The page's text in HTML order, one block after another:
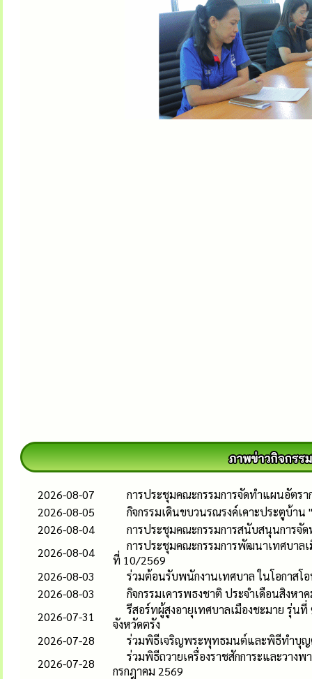
2026-08-07
การประชุมคณะกรรมการจัดทำแผนอัตร
2026-08-05
กิจกรรมเดินขบวนรณรงค์เคาะประตูบ้าน
2026-08-04
การประชุมคณะกรรมการสนับสนุนการจั
2026-08-04
การประชุมคณะกรรมการพัฒนาเทศบาล
ที่ 10/2569
2026-08-03
ร่วมต้อนรับพนักงานเทศบาล ในโอกาสโ
2026-08-03
กิจกรรมเคารพธงชาติ ประจำเดือนสิงหา
2026-07-31
รีสอร์ทผู้สูงอายุเทศบาลเมืองชะมาย รุ่
จังหวัดตรัง
2026-07-28
ร่วมพิธีเจริญพระพุทธมนต์และพิธีทำบุญตั
2026-07-28
ร่วมพิธีถวายเครื่องราชสักการะและวา
กรกฎาคม 2569